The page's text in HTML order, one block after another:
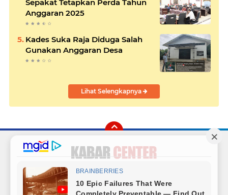
Sepakat Tetapkan Perda Tahun
Anggaran 2025
Kades Suka Raja Diduga Salah
Gunakan Anggaran Desa
Lihat Selengkapnya
FacebookInstagram
TwitterYouTube